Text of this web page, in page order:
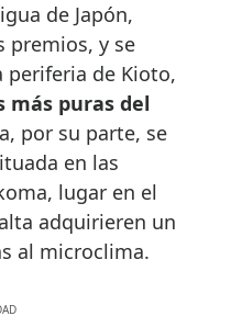
de Japón,
premios, y se
periferia de Kioto,
más puras del
por su parte, se
en las
lugar en el
adquirieren un
al microclima.